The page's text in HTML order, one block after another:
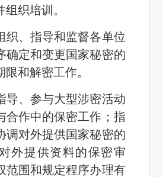
织培训。
织、指导和监督各单位
确定和变更国家秘密的
和解密工作。
导、参与大型涉密活动
合作中的保密工作；指
调对外提供国家秘密的
外提供资料的保密审
范围和规定程序办理有